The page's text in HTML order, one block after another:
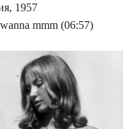
1957
mmm (06:57)